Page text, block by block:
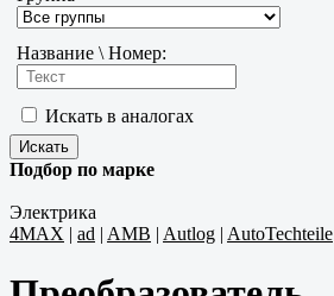
Название \ Номер:
Искать в аналогах
Подбор по марке
Электрика
4MAX | ad | AMB | Autlog | AutoTechteile